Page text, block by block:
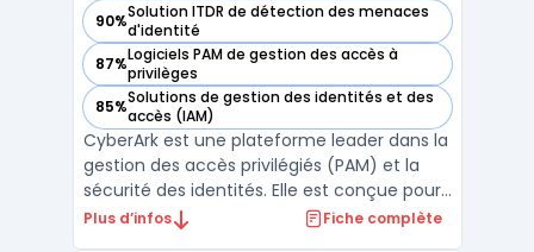
90%Solution ITDR de détection des menaces
d'identité
— voir CyberArk dans cette catégorie
87%Logiciels PAM de gestion des accès à
privilèges
— voir CyberArk dans cette catégorie
85%Solutions de gestion des identités et des
accès (IAM)
— voir CyberArk dans cette catégorie
CyberArk est une plateforme leader dans la
gestion des accès privilégiés (PAM) et la
sécurité des identités. Elle est conçue pour
protéger les comptes sensibles, qu'il
Plus d’infos Fiche complète